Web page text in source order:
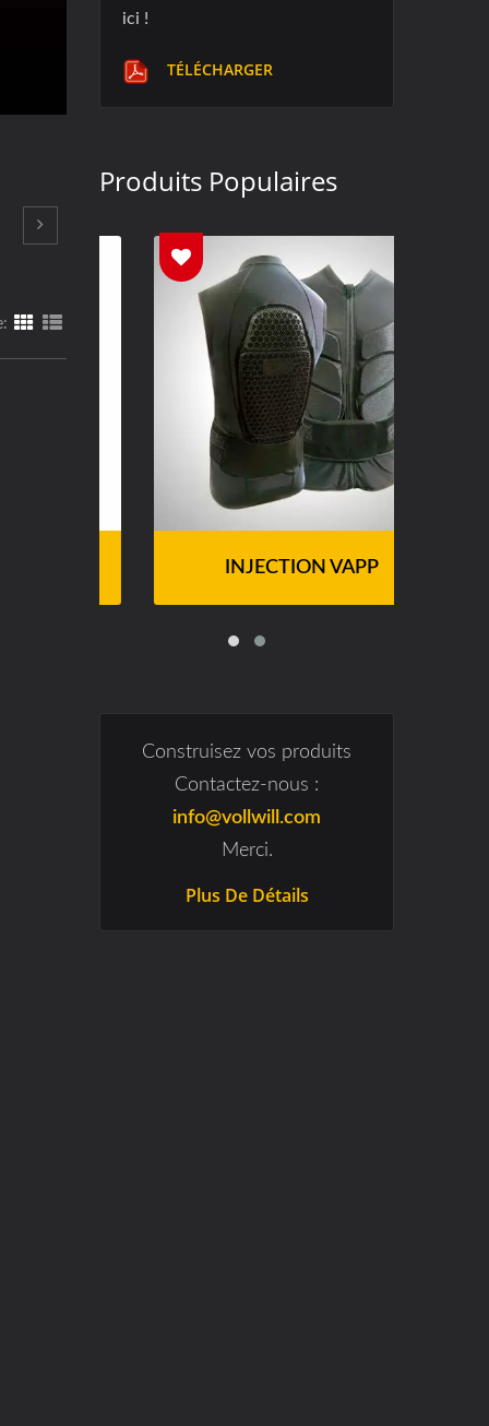
ici !
TÉLÉCHARGER
Produits Populaires
INJECTION VAPP
Construisez vos produits
Contactez-nous :
info@vollwill.com
Merci.
Plus De Détails